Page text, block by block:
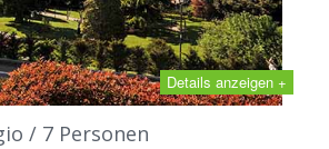
Details anzeigen +
/ 7 Personen